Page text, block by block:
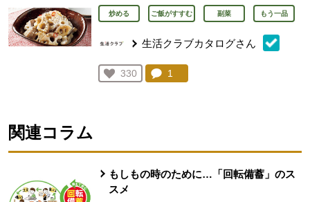
炒める ご飯がすすむ 副菜 もう一品
生活クラブカタログさん
お気に入り登録：
330
人が登録
コメント：
1
関連コラム
もしもの時のために…「回転備蓄」のス
スメ